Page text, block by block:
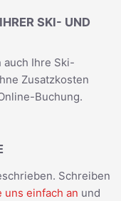
SKI- UND
auch Ihre Ski-
Zusatzkosten
Buchung.
Schreiben
uns einfach an und